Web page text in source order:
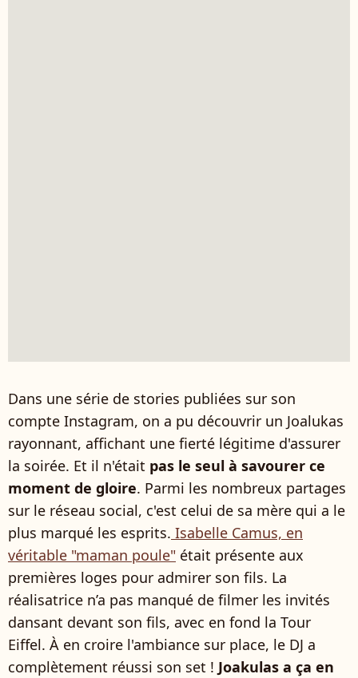
Dans une série de stories publiées sur son
compte Instagram, on a pu découvrir un Joalukas
rayonnant, affichant une fierté légitime d'assurer
la soirée. Et il n'était pas le seul à savourer ce
moment de gloire. Parmi les nombreux partages
sur le réseau social, c'est celui de sa mère qui a le
plus marqué les esprits. Isabelle Camus, en
véritable "maman poule" était présente aux
premières loges pour admirer son fils. La
réalisatrice n’a pas manqué de filmer les invités
dansant devant son fils, avec en fond la Tour
Eiffel. À en croire l'ambiance sur place, le DJ a
complètement réussi son set ! Joakulas a ça en